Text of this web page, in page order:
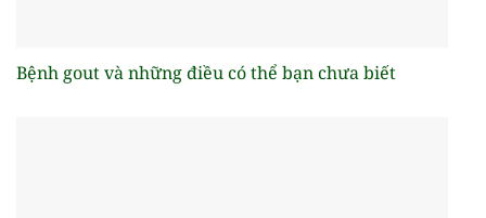
Bệnh gout và những điều có thể bạn chưa biết